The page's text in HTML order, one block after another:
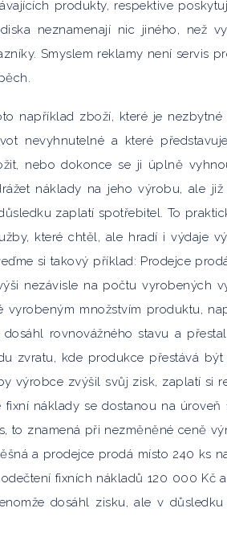
produkty, respektive
neznamenají nic jiného, než
Smyslem reklamy není servis
například zboží, které je
nevyhnutelné a které
nebo dokonce se ji úplně
náklady na jeho výrobu, ale
zaplatí spotřebitel. To
které chtěl, ale hradí i výdaje
si takový příklad: Prodejce
nezávisle na počtu vyrobených
množstvím produktu,
rovnovážného stavu a
zvratu, kde produkce přestává být
výrobce zvýšil svůj zisk, zaplatí si
náklady se dostanou na úroveň
znamená při nezměněné ceně
a prodejce prodá místo 240 ks
fixních nákladů 120 000 Kč
dosáhl zisku, ale v důsledku